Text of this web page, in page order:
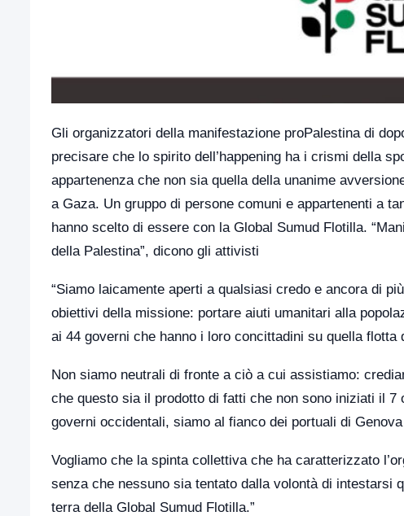
Gli organizzatori della manifestazione proPalestina di
precisare che lo spirito dell’happening ha i crismi della
appartenenza che non sia quella della unanime
a Gaza. Un gruppo di persone comuni e appartenenti a
hanno scelto di essere con la Global Sumud Flotilla.
della Palestina”, dicono gli attivisti
“Siamo laicamente aperti a qualsiasi credo e ancora di
obiettivi della missione: portare aiuti umanitari alla
ai 44 governi che hanno i loro concittadini su quella
Non siamo neutrali di fronte a ciò a cui assistiamo:
che questo sia il prodotto di fatti che non sono iniziati il
governi occidentali, siamo al fianco dei portuali di
Vogliamo che la spinta collettiva che ha caratterizzato
senza che nessuno sia tentato dalla volontà di intestarsi
terra della Global Sumud Flotilla.”